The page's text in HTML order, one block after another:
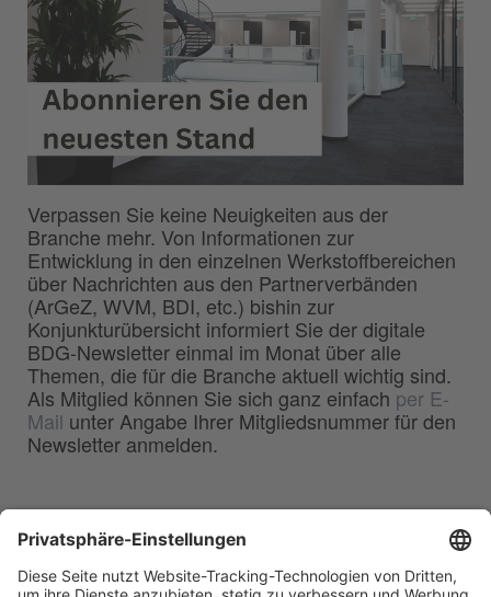
Verpassen Sie keine Neuigkeiten aus der
Branche mehr. Von Informationen zur
Entwicklung in den einzelnen Werkstoffbereichen
über Nachrichten aus den Partnerverbänden
(ArGeZ, WVM, BDI, etc.) bishin zur
Konjunkturübersicht informiert Sie der digitale
BDG-Newsletter einmal im Monat über alle
Themen, die für die Branche aktuell wichtig sind.
Als Mitglied können Sie sich ganz einfach per E-
Mail unter Angabe Ihrer Mitgliedsnummer für den
Newsletter anmelden.